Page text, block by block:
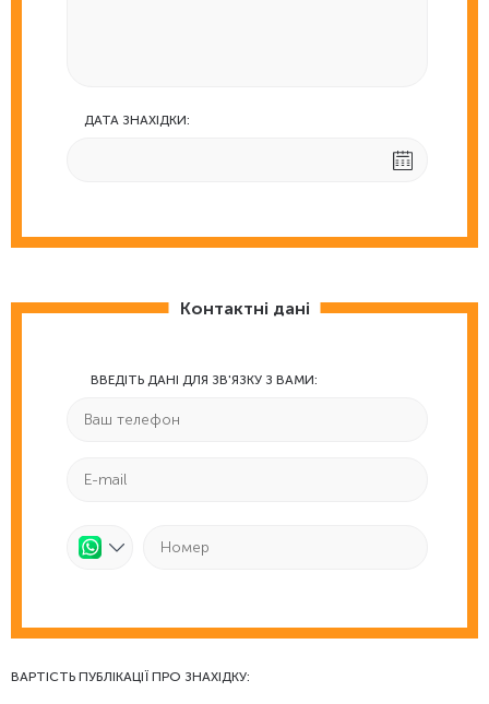
ДАТА ЗНАХІДКИ:
Контактні дані
ВВЕДІТЬ ДАНІ ДЛЯ ЗВ'ЯЗКУ З ВАМИ:
ВАРТІСТЬ ПУБЛІКАЦІЇ ПРО ЗНАХІДКУ: